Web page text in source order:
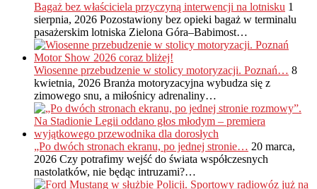
Bagaż bez właściciela przyczyną interwencji na lotnisku 1
sierpnia, 2026 Pozostawiony bez opieki bagaż w terminalu
pasażerskim lotniska Zielona Góra–Babimost…
Wiosenne przebudzenie w stolicy motoryzacji. Poznań… 8
kwietnia, 2026 Branża motoryzacyjna wybudza się z
zimowego snu, a miłośnicy adrenaliny…
„Po dwóch stronach ekranu, po jednej stronie… 20 marca,
2026 Czy potrafimy wejść do świata współczesnych
nastolatków, nie będąc intruzami?…